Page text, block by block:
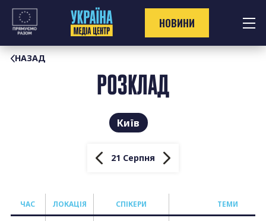
Перейти
контенту
НОВИНИ
НАЗАД
РОЗКЛАД
Київ
21 Серпня
ЧАС ЛОКАЦІЯ СПІКЕРИ TЕМИ